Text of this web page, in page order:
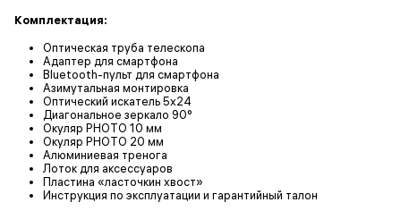
Комплектация:
Оптическая труба телескопа
Адаптер для смартфона
Bluetooth-пульт для смартфона
Азимутальная монтировка
Оптический искатель 5x24
Диагональное зеркало 90°
Окуляр PHOTO 10 мм
Окуляр PHOTO 20 мм
Алюминиевая тренога
Лоток для аксессуаров
Пластина «ласточкин хвост»
Инструкция по эксплуатации и гарантийный талон